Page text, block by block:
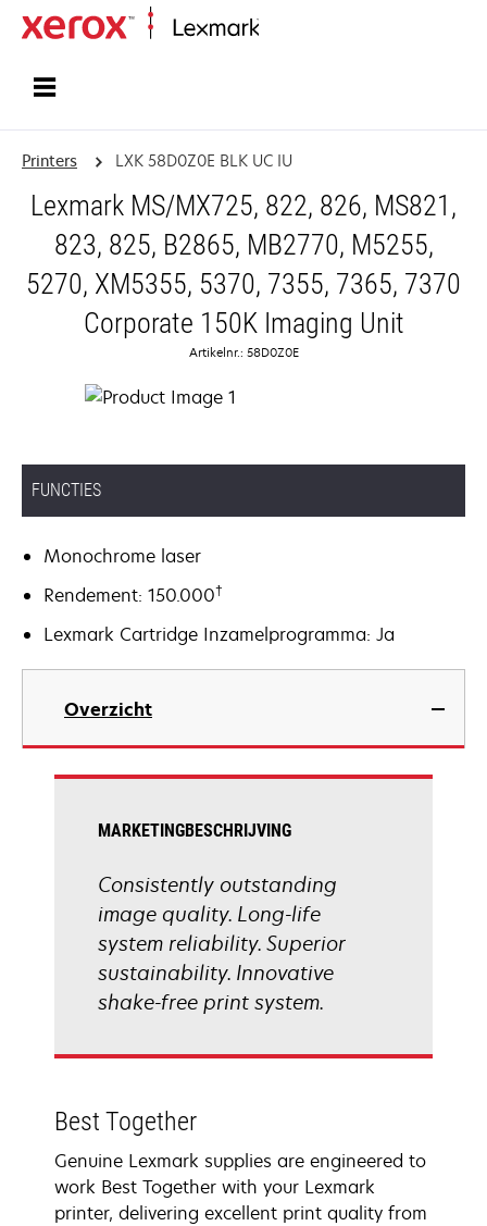
Printers LXK 58D0Z0E BLK UC IU
Lexmark MS/MX725, 822, 826, MS821,
823, 825, B2865, MB2770, M5255,
5270, XM5355, 5370, 7355, 7365, 7370
Corporate 150K Imaging Unit
Artikelnr.: 58D0Z0E
FUNCTIES
Monochrome laser
Rendement: 150.000†
Lexmark Cartridge Inzamelprogramma: Ja
Overzicht
MARKETINGBESCHRIJVING
Consistently outstanding
image quality. Long-life
system reliability. Superior
sustainability. Innovative
shake-free print system.
Best Together
Genuine Lexmark supplies are engineered to
work Best Together with your Lexmark
printer, delivering excellent print quality from